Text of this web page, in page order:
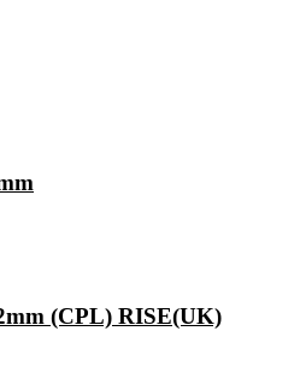
(CPL) RISE(UK)